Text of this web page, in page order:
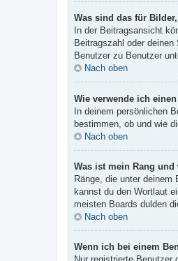
Was sind das für
In der Beitragsansicht
Beitragszahl oder
Benutzer zu Benutzer
Nach oben
Wie verwende ich
In deinem persönlichen
bestimmen, ob und wie
Nach oben
Was ist mein Rang
Ränge, die unter
kannst du den Wortlaut
meisten Boards dulden
Nach oben
Wenn ich bei einem